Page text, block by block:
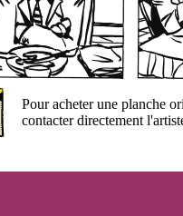
Pour acheter une planche
contacter directement